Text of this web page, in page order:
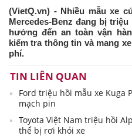
(VietQ.vn) - Nhiều mẫu xe
Mercedes-Benz đang bị
hưởng đến an toàn vận
kiểm tra thông tin và mang
phí.
TIN LIÊN QUAN
Ford triệu hồi mẫu xe Kuga
mạch pin
Toyota Việt Nam triệu hồi
thể bị rơi khỏi xe